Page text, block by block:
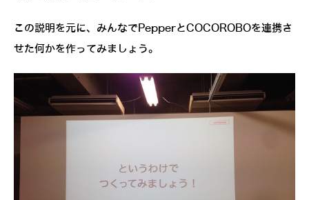
この説明を元に、みんなでPepperとCOCOROBOを連携さ
せた何かを作ってみましょう。